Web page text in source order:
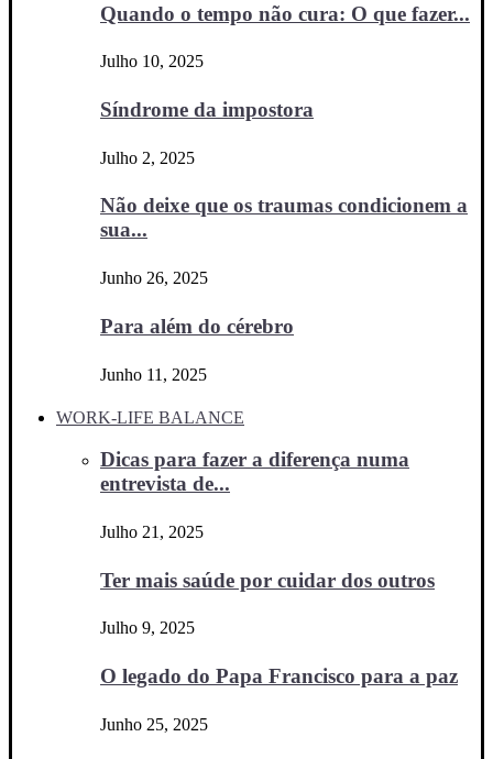
Quando o tempo não cura: O que fazer...
Julho 10, 2025
Síndrome da impostora
Julho 2, 2025
Não deixe que os traumas condicionem a
sua...
Junho 26, 2025
Para além do cérebro
Junho 11, 2025
WORK-LIFE BALANCE
Dicas para fazer a diferença numa
entrevista de...
Julho 21, 2025
Ter mais saúde por cuidar dos outros
Julho 9, 2025
O legado do Papa Francisco para a paz
Junho 25, 2025